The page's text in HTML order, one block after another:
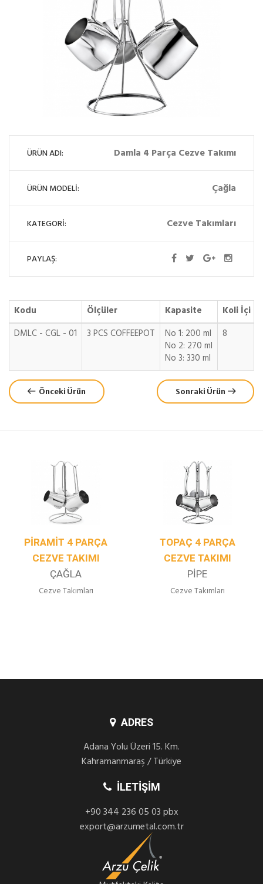
ÜRÜN ADI: Damla 4 Parça Cezve Takımı
ÜRÜN MODELİ: Çağla
KATEGORİ: Cezve Takımları
PAYLAŞ:
Kodu Ölçüler Kapasite Koli İçi
DMLC - CGL - 01
3 PCS COFFEEPOT No 1: 200 ml
No 2: 270 ml
No 3: 330 ml
8
Önceki Ürün Sonraki Ürün
PIRAMIT 4 PARÇA
CEZVE TAKIMI
ÇAĞLA
Cezve Takımları
TOPAÇ 4 PARÇA
CEZVE TAKIMI
PIPE
Cezve Takımları
ADRES
Adana Yolu Üzeri 15. Km.
Kahramanmaraş / Türkiye
İLETIŞIM
+90 344 236 05 03 pbx
export@arzumetal.com.tr